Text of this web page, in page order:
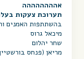
אהההההההה
תערוכת צעקות
בהשתתפות האמנים
מיכאל גרוס
שחר יהלום
מריאן (פנחס